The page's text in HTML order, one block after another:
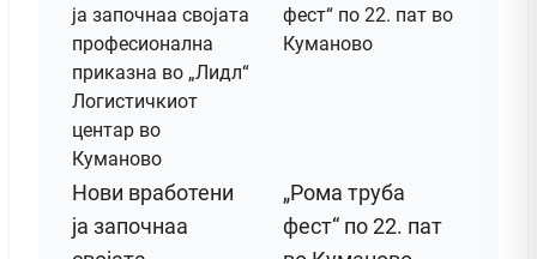
Нови вработени
ја започнаа
„Рома труба
фест“ по 22. пат